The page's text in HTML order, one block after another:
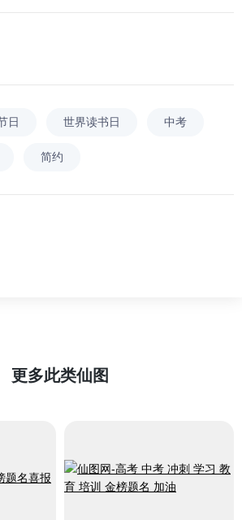
日 世界读书日 中考
简约
更多此类仙图